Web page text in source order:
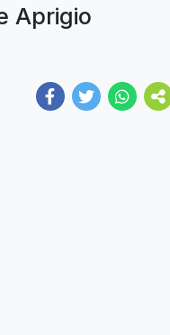
Aprigio